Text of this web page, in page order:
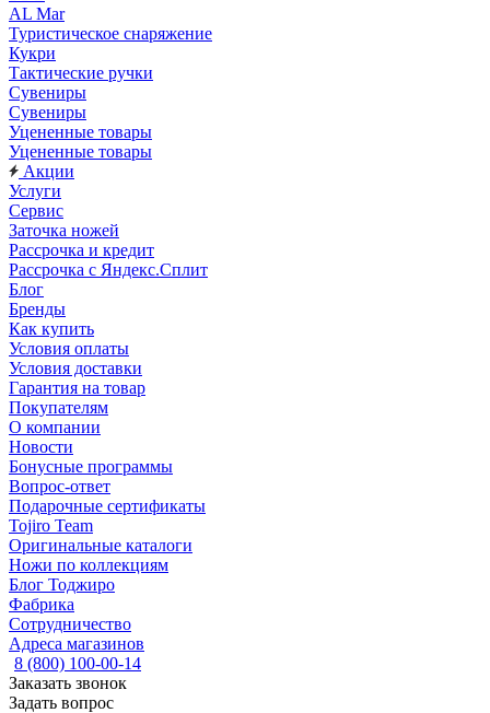
AL Mar
Туристическое снаряжение
Кукри
Тактические ручки
Сувениры
Сувениры
Уцененные товары
Уцененные товары
Акции
Услуги
Сервис
Заточка ножей
Рассрочка и кредит
Рассрочка с Яндекс.Сплит
Блог
Бренды
Как купить
Условия оплаты
Условия доставки
Гарантия на товар
Покупателям
О компании
Новости
Бонусные программы
Вопрос-ответ
Подарочные сертификаты
Tojiro Team
Оригинальные каталоги
Ножи по коллекциям
Блог Тоджиро
Фабрика
Сотрудничество
Адреса магазинов
8 (800) 100-00-14
Заказать звонок
Задать вопрос